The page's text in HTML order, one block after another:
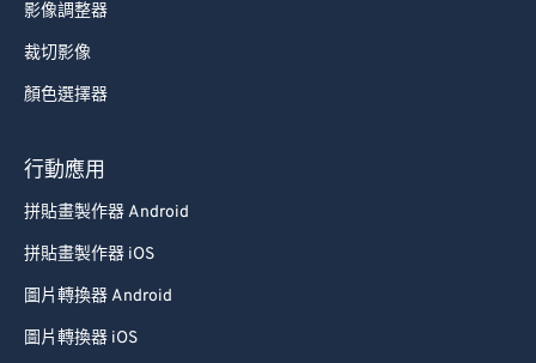
影像調整器
裁切影像
顏色選擇器
行動應用
拼貼畫製作器 Android
拼貼畫製作器 iOS
圖片轉換器 Android
圖片轉換器 iOS